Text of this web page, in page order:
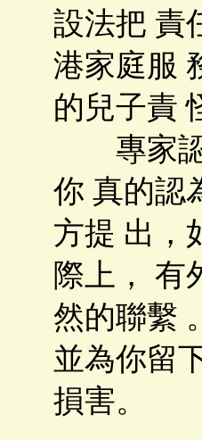
設法把 責
港家庭服
的兒子責
專家認
你 真的認
方提 出，
際上， 有
然的聯繫
並為你留
損害。